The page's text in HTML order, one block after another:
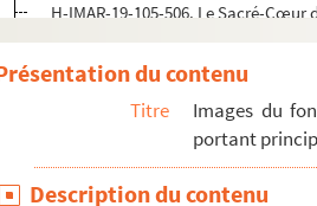
H-IMAR-19-105-506. Le Sacré-Cœur
H-IMAR-19-105-507. Le Sacré-Cœur
H-IMAR-19-105-508. Le Sacré-Cœur
H-IMAR-19-106-509. Le Sacré-
H-IMAR-19-106-511. Le Sacré-Cœur
du contenu
Titre
Images du
portant
Description du contenu